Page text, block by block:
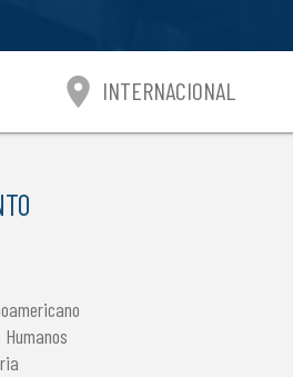
location_on INTERNACIONAL